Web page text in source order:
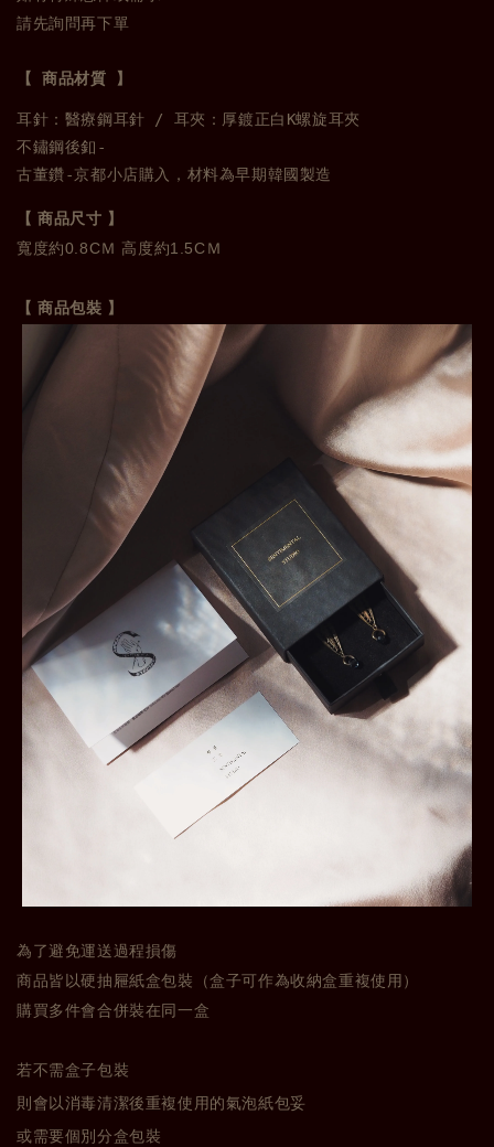
請先詢問再下單
【 商品材質 】
耳針：醫療鋼耳針 / 耳夾：厚鍍正白K螺旋耳夾
不鏽鋼後釦-
古董鑽-京都小店購入，材料為早期韓國製造
【 商品尺寸 】
寬度約0.8CＭ 高 度約1.5CＭ
【 商品包裝 】
為了避免運送過程損傷
商品皆以硬抽屜紙盒包裝（盒子可作為收納盒重複使用）
購買多件會合併裝在同一盒
若不需盒子包裝
則會以消毒清潔後重複使用的氣泡紙包妥
或需要個別分盒包裝